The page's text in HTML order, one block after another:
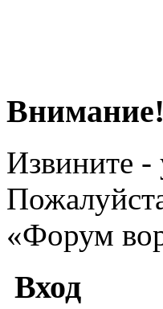
Внимание!
Извините -
«Форум
Вход